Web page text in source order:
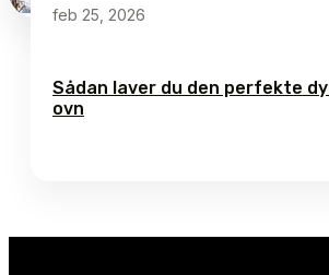
feb 25, 2026
Sådan laver du den perfekte
ovn